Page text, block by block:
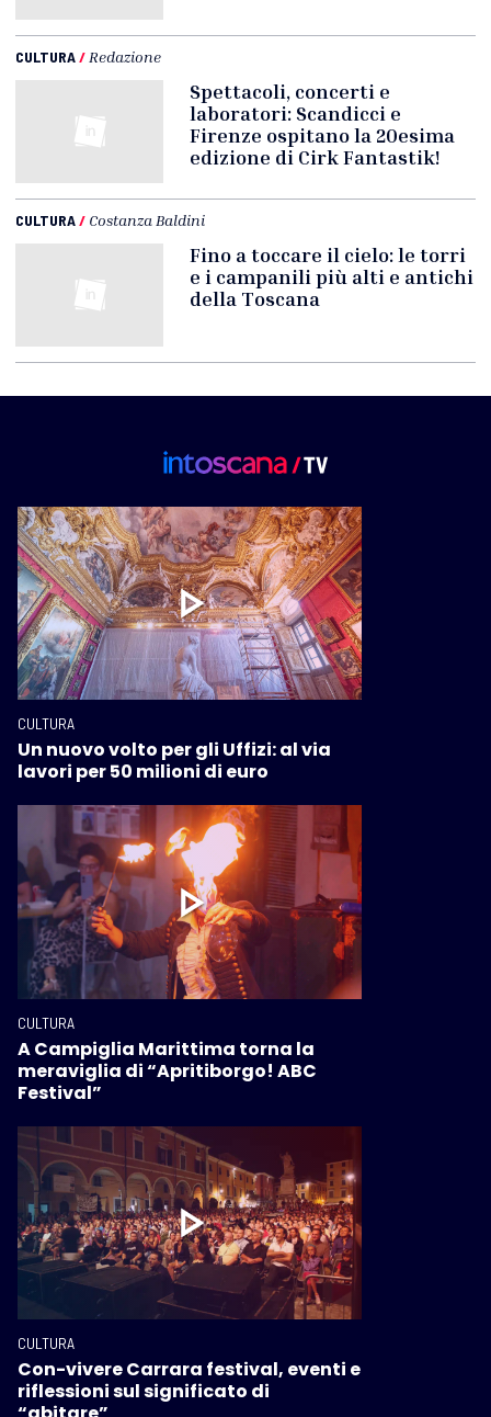
CULTURA/ Redazione
Spettacoli, concerti e
laboratori: Scandicci e
Firenze ospitano la 20esima
edizione di Cirk Fantastik!
CULTURA/ Costanza Baldini
Fino a toccare il cielo: le torri
e i campanili più alti e antichi
della Toscana
CULTURA
Un nuovo volto per gli Uffizi: al via
lavori per 50 milioni di euro
CULTURA
A Campiglia Marittima torna la
meraviglia di “Apritiborgo! ABC
Festival”
CULTURA
Con-vivere Carrara festival, eventi e
riflessioni sul significato di